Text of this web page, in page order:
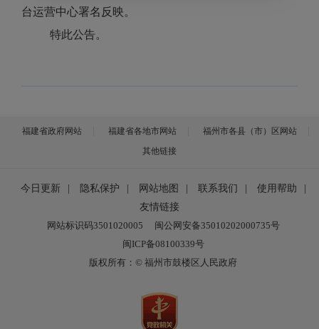
台运营中心署名反映。
特此公告。
福建省政府网站 福建省各地市网站
福州市各县（市）区网站
其他链接
今日更新 隐私保护 网站地图 联系我们 使用帮助
友情链接
网站标识码3501020005
闽公网安备35010202000735号
闽ICP备08100339号
版权所有：© 福州市鼓楼区人民政府